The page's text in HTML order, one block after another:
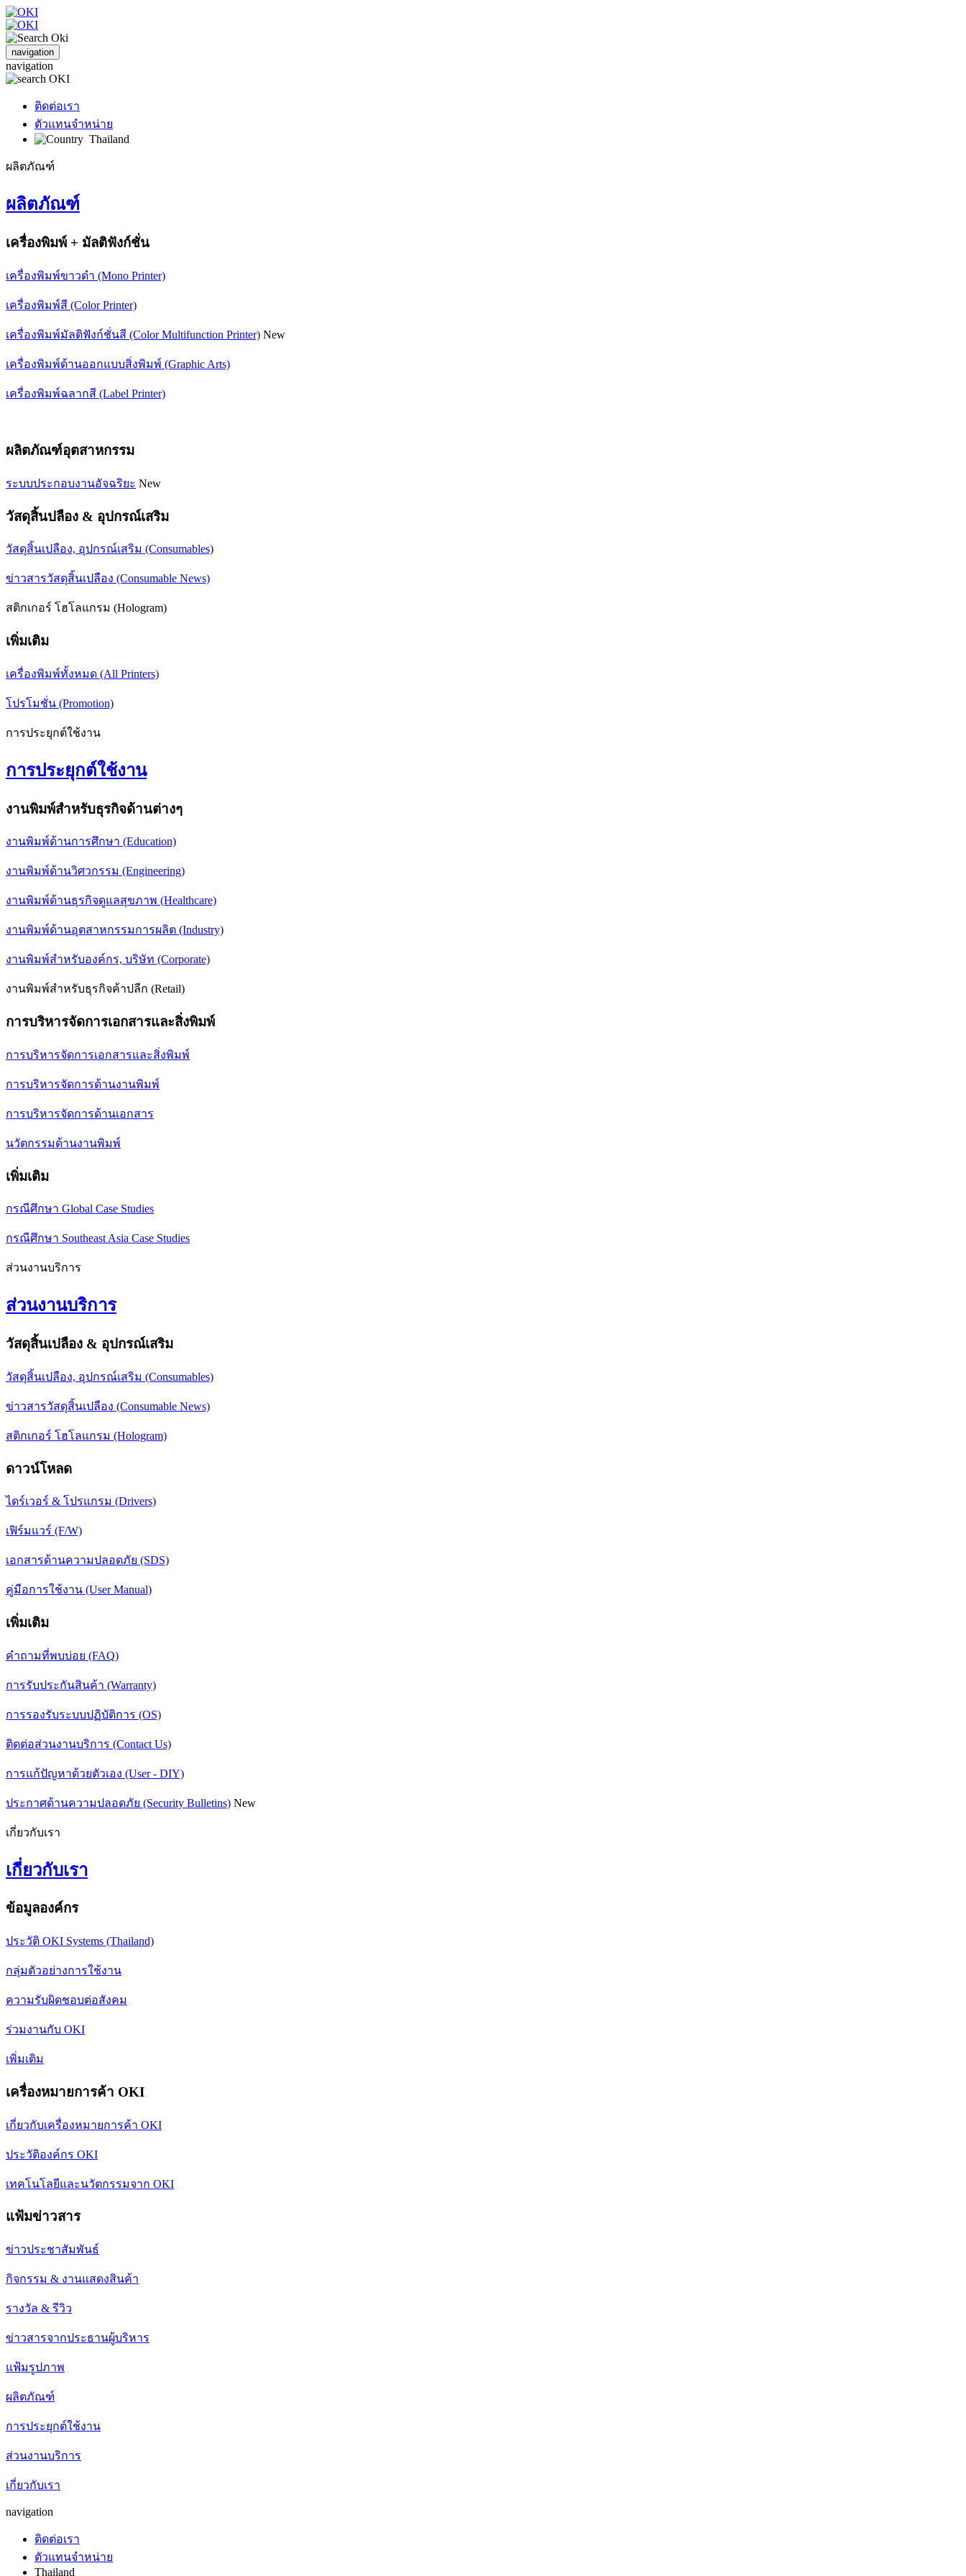
navigation
navigation
ติดต่อเรา
ตัวแทนจำหน่าย
Thailand
ผลิตภัณฑ์
ผลิตภัณฑ์
เครื่องพิมพ์ + มัลติฟังก์ชั่น
เครื่องพิมพ์ขาวดำ (Mono Printer)
เครื่องพิมพ์สี (Color Printer)
เครื่องพิมพ์มัลติฟังก์ชั่นสี (Color Multifunction Printer) New
เครื่องพิมพ์ด้านออกแบบสิ่งพิมพ์ (Graphic Arts)
เครื่องพิมพ์ฉลากสี (Label Printer)
ผลิตภัณฑ์อุตสาหกรรม
ระบบประกอบงานอัจฉริยะ New
วัสดุสิ้นปลือง & อุปกรณ์เสริม
วัสดุสิ้นเปลือง, อุปกรณ์เสริม (Consumables)
ข่าวสารวัสดุสิ้นเปลือง (Consumable News)
สติกเกอร์ โฮโลแกรม (Hologram)
เพิ่มเติม
เครื่องพิมพ์ทั้งหมด (All Printers)
โปรโมชั่น (Promotion)
การประยุกต์ใช้งาน
การประยุกต์ใช้งาน
งานพิมพ์สำหรับธุรกิจด้านต่างๆ
งานพิมพ์ด้านการศึกษา (Education)
งานพิมพ์ด้านวิศวกรรม (Engineering)
งานพิมพ์ด้านธุรกิจดูแลสุขภาพ (Healthcare)
งานพิมพ์ด้านอุตสาหกรรมการผลิต (Industry)
งานพิมพ์สำหรับองค์กร, บริษัท (Corporate)
งานพิมพ์สำหรับธุรกิจค้าปลีก (Retail)
การบริหารจัดการเอกสารและสิ่งพิมพ์
การบริหารจัดการเอกสารและสิ่งพิมพ์
การบริหารจัดการด้านงานพิมพ์
การบริหารจัดการด้านเอกสาร
นวัตกรรมด้านงานพิมพ์
เพิ่มเติม
กรณีศึกษา Global Case Studies
กรณีศึกษา Southeast Asia Case Studies
ส่วนงานบริการ
ส่วนงานบริการ
วัสดุสิ้นเปลือง & อุปกรณ์เสริม
วัสดุสิ้นเปลือง, อุปกรณ์เสริม (Consumables)
ข่าวสารวัสดุสิ้นเปลือง (Consumable News)
สติกเกอร์ โฮโลแกรม (Hologram)
ดาวน์โหลด
ไดร์เวอร์ & โปรแกรม (Drivers)
เฟิร์มแวร์ (F/W)
เอกสารด้านความปลอดภัย (SDS)
คู่มือการใช้งาน (User Manual)
เพิ่มเติม
คำถามที่พบบ่อย (FAQ)
การรับประกันสินค้า (Warranty)
การรองรับระบบปฏิบัติการ (OS)
ติดต่อส่วนงานบริการ (Contact Us)
การแก้ปัญหาด้วยตัวเอง (User - DIY)
ประกาศด้านความปลอดภัย (Security Bulletins) New
เกี่ยวกับเรา
เกี่ยวกับเรา
ข้อมูลองค์กร
ประวัติ OKI Systems (Thailand)
กลุ่มตัวอย่างการใช้งาน
ความรับผิดชอบต่อสังคม
ร่วมงานกับ OKI
เพิ่มเติม
เครื่องหมายการค้า OKI
เกี่ยวกับเครื่องหมายการค้า OKI
ประวัติองค์กร OKI
เทคโนโลยีและนวัตกรรมจาก OKI
แฟ้มข่าวสาร
ข่าวประชาสัมพันธ์
กิจกรรม & งานแสดงสินค้า
รางวัล & รีวิว
ข่าวสารจากประธานผู้บริหาร
แฟ้มรูปภาพ
ผลิตภัณฑ์
การประยุกต์ใช้งาน
ส่วนงานบริการ
เกี่ยวกับเรา
navigation
ติดต่อเรา
ตัวแทนจำหน่าย
Thailand